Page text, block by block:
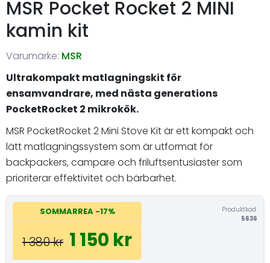
MSR Pocket Rocket 2 MINI
kamin kit
Varumärke: MSR
Ultrakompakt matlagningskit för
ensamvandrare, med nästa generations
PocketRocket 2 mikrokök.
MSR PocketRocket 2 Mini Stove Kit är ett kompakt och
lätt matlagningssystem som är utformat för
backpackers, campare och friluftsentusiaster som
prioriterar effektivitet och bärbarhet.
SOMMARREA -17%
1 380 kr 1 150 kr
Produktkod:
5636